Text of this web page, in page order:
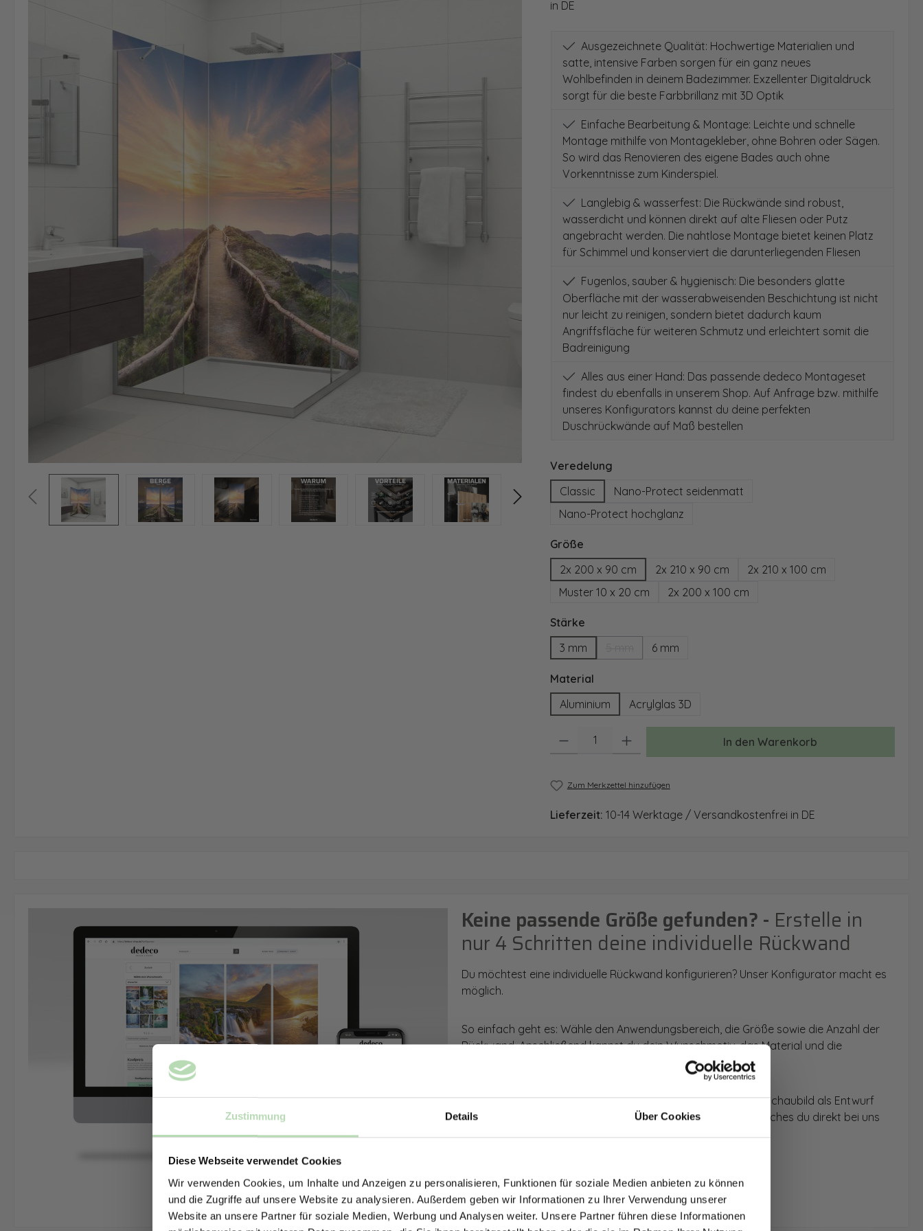
Zustimmung Details Über Cookies
Diese Webseite verwendet Cookies
Wir verwenden Cookies, um Inhalte und Anzeigen zu personalisieren, Funktionen für soziale Medien anbieten zu können
und die Zugriffe auf unsere Website zu analysieren. Außerdem geben wir Informationen zu Ihrer Verwendung unserer
Website an unsere Partner für soziale Medien, Werbung und Analysen weiter. Unsere Partner führen diese Informationen
in DE
Ausgezeichnete Qualität: Hochwertige Materialien und
satte, intensive Farben sorgen für ein ganz neues
Wohlbefinden in deinem Badezimmer. Exzellenter Digitaldruck
sorgt für die beste Farbbrillanz mit 3D Optik
Einfache Bearbeitung & Montage: Leichte und schnelle
Montage mithilfe von Montagekleber, ohne Bohren oder Sägen.
So wird das Renovieren des eigene Bades auch ohne
Vorkenntnisse zum Kinderspiel.
Langlebig & wasserfest: Die Rückwände sind robust,
wasserdicht und können direkt auf alte Fliesen oder Putz
angebracht werden. Die nahtlose Montage bietet keinen Platz
für Schimmel und konserviert die darunterliegenden Fliesen
Fugenlos, sauber & hygienisch: Die besonders glatte
Oberfläche mit der wasserabweisenden Beschichtung ist nicht
nur leicht zu reinigen, sondern bietet dadurch kaum
Angriffsfläche für weiteren Schmutz und erleichtert somit die
Badreinigung
Alles aus einer Hand: Das passende dedeco Montageset
findest du ebenfalls in unserem Shop. Auf Anfrage bzw. mithilfe
unseres Konfigurators kannst du deine perfekten
Duschrückwände auf Maß bestellen
Veredelungauswählen
Classic
Nano-Protect seidenmatt
Nano-Protect hochglanz
Größeauswählen
2x 200 x 90 cm
2x 210 x 90 cm
2x 210 x 100 cm
Muster 10 x 20 cm
2x 200 x 100 cm
Stärkeauswählen
3 mm
(Diese Option ist zurzeit nicht verfügbar.)
6 mm
Materialauswählen
Aluminium
Acrylglas 3D
Produkt Anzahl: Gib den gewünschten Wert ein oder benutze die Schaltflächen
In den Warenkorb
Zum Merkzettel hinzufügen
Lieferzeit: 10-14 Werktage / Versandkostenfrei in DE
Keine passende Größe gefunden? - Erstelle in
nur 4 Schritten deine individuelle Rückwand
Du möchtest eine individuelle Rückwand konfigurieren? Unser Konfigurator macht es
möglich.
So einfach geht es: Wähle den Anwendungsbereich, die Größe sowie die Anzahl der
Rückwand. Anschließend kannst du dein Wunschmotiv, das Material und die
Mithilfe unseres Konfigurators werden dir die Rückwände im Schaubild als Entwurf
dargestellt. Parallel erhältst du dein individuelles Angebot, welches du direkt bei uns
bestellen kannst.
Zum Konfigurator
Jetzt zum Newsletter anmelden.